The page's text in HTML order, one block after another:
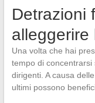
Detrazioni
alleggerire
Una volta che hai
tempo di concentrarsi
dirigenti. A causa
ultimi possono